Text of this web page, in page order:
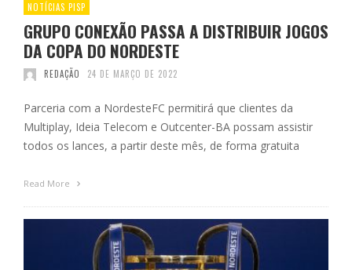
NOTÍCIAS PISP
GRUPO CONEXÃO PASSA A DISTRIBUIR JOGOS
DA COPA DO NORDESTE
REDAÇÃO 24 DE MARÇO DE 2022
Parceria com a NordesteFC permitirá que clientes da
Multiplay, Ideia Telecom e Outcenter-BA possam assistir
todos os lances, a partir deste mês, de forma gratuita
Read More